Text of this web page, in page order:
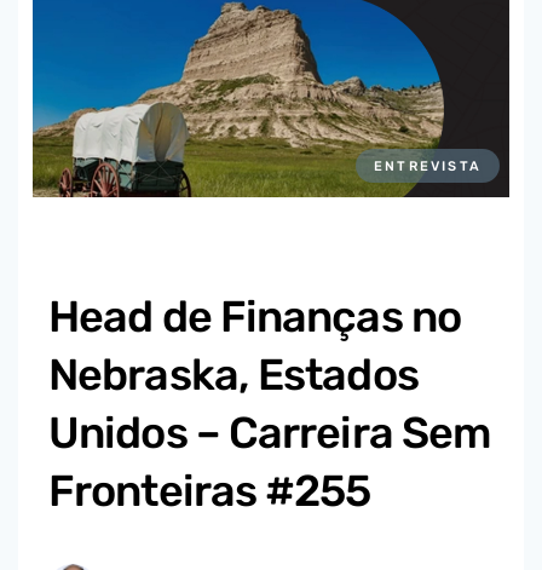
ENTREVISTA
Head de Finanças no
Nebraska, Estados
Unidos – Carreira Sem
Fronteiras #255